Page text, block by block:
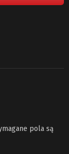
pola są